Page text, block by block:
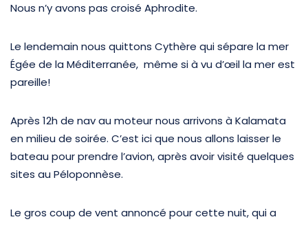
Nous n’y avons pas croisé Aphrodite.
Le lendemain nous quittons Cythère qui sépare la mer
Égée de la Méditerranée, même si à vu d’œil la mer est
pareille!
Après 12h de nav au moteur nous arrivons à Kalamata
en milieu de soirée. C’est ici que nous allons laisser le
bateau pour prendre l’avion, après avoir visité quelques
sites au Péloponnèse.
Le gros coup de vent annoncé pour cette nuit, qui a